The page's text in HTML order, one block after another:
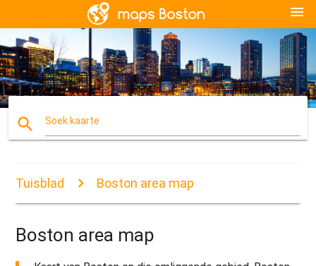
menu
search Soek kaarte
Tuisblad Boston area map
Boston area map